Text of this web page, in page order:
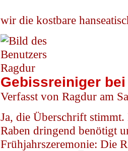
wir die kostbare
Gebissreiniger
Verfasst von Ragdur am
Ja, die Überschrift
Raben dringend benötigt
Frühjahrszeremonie: Die